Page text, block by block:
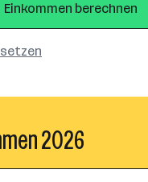
Einkommen berechnen
2026